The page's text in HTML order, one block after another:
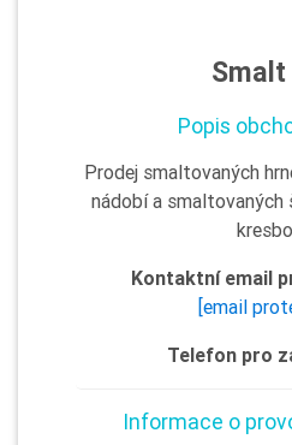
Smalt
Popis
Prodej smaltovaných
nádobí a smaltovaných
Kontaktní email
[email
Telefon pro
Informace o